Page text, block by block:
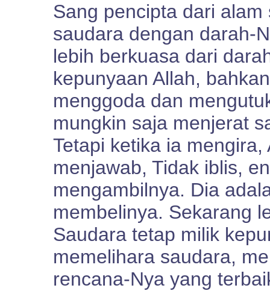
Sang pencipta dari
saudara dengan darah-
lebih berkuasa dari
kepunyaan Allah,
menggoda dan
mungkin saja menjerat
Tetapi ketika ia
menjawab, Tidak iblis,
mengambilnya. Dia
membelinya. Sekarang
Saudara tetap milik
memelihara saudara,
rencana-Nya yang